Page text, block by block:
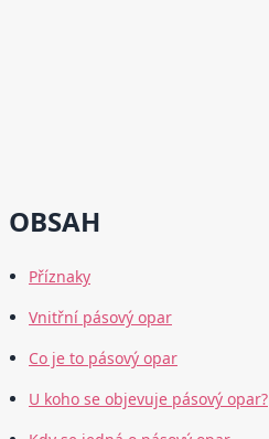
OBSAH
Příznaky
Vnitřní pásový opar
Co je to pásový opar
U koho se objevuje pásový opar?